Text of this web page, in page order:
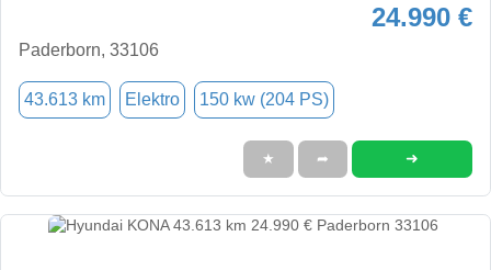
24.990 €
Paderborn, 33106
43.613 km Elektro 150 kw (204 PS)
★ ➦ ➜